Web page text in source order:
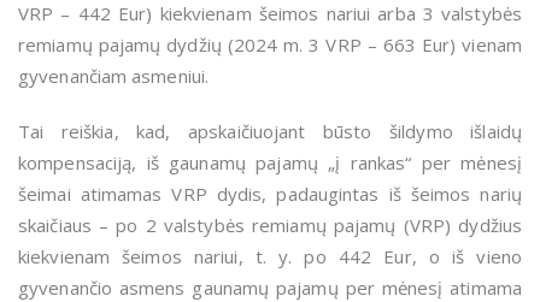
VRP – 442 Eur) kiekvienam šeimos nariui arba 3 valstybės
remiamų pajamų dydžių (2024 m. 3 VRP – 663 Eur) vienam
gyvenančiam asmeniui.
Tai reiškia, kad, apskaičiuojant būsto šildymo išlaidų
kompensaciją, iš gaunamų pajamų „į rankas“ per mėnesį
šeimai atimamas VRP dydis, padaugintas iš šeimos narių
skaičiaus – po 2 valstybės remiamų pajamų (VRP) dydžius
kiekvienam šeimos nariui, t. y. po 442 Eur, o iš vieno
gyvenančio asmens gaunamų pajamų per mėnesį atimama